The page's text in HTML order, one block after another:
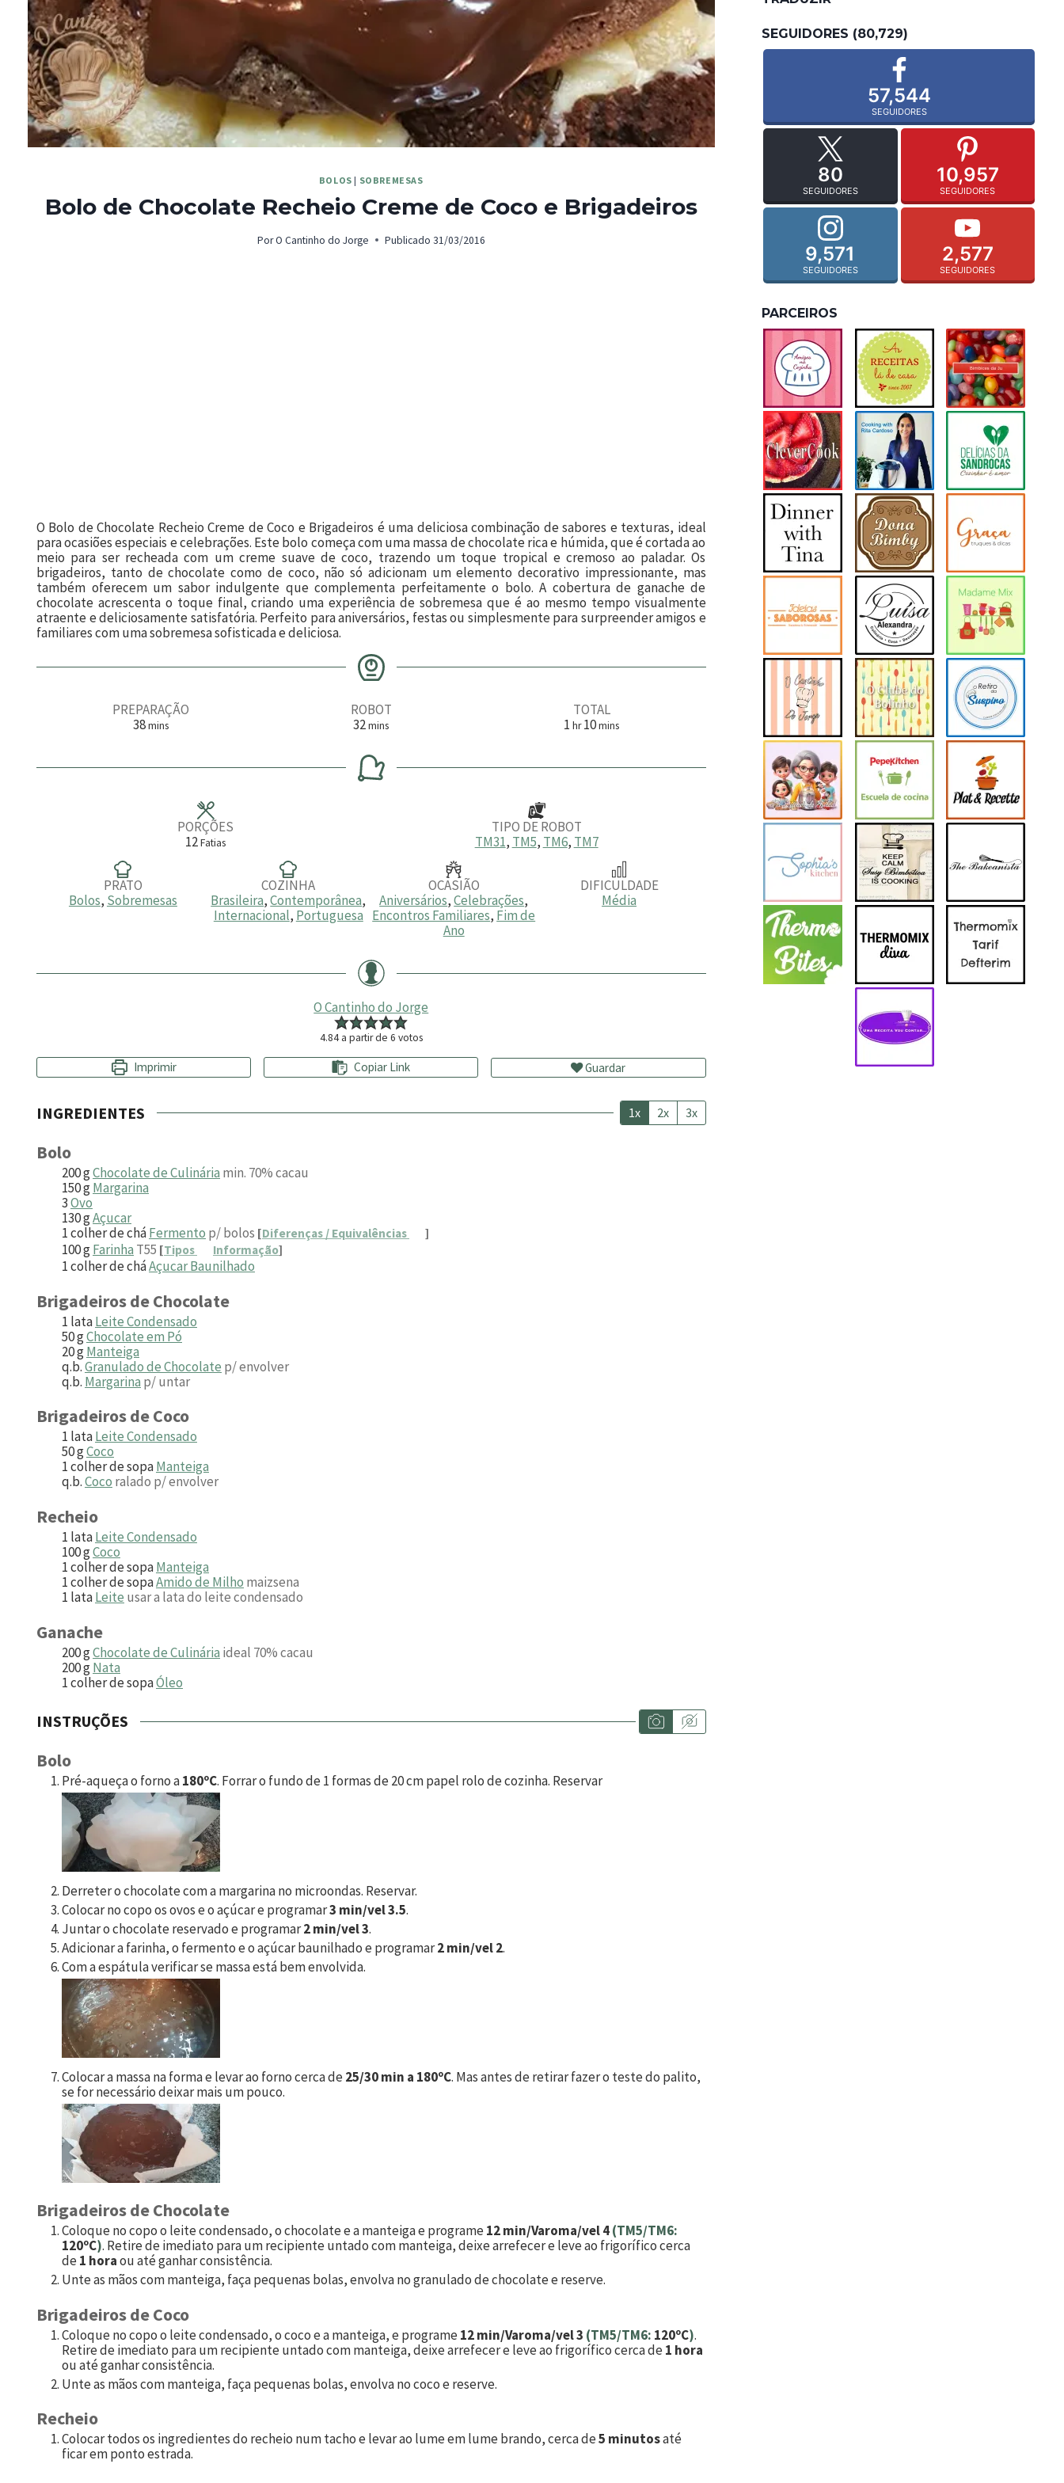
BOLOS | SOBREMESAS
Bolo de Chocolate Recheio Creme de Coco e Brigadeiros
Por O Cantinho do Jorge Publicado 31/03/2016
O Bolo de Chocolate Recheio Creme de Coco e Brigadeiros é uma deliciosa combinação de sabores e texturas, ideal
para ocasiões especiais e celebrações. Este bolo começa com uma massa de chocolate rica e húmida, que é cortada ao
meio para ser recheada com um creme suave de coco, trazendo um toque tropical e cremoso ao paladar. Os
brigadeiros, tanto de chocolate como de coco, não só adicionam um elemento decorativo impressionante, mas
também oferecem um sabor indulgente que complementa perfeitamente o bolo. A cobertura de ganache de
chocolate acrescenta o toque final, criando uma experiência de sobremesa que é ao mesmo tempo visualmente
atraente e deliciosamente satisfatória. Perfeito para aniversários, festas ou simplesmente para surpreender amigos e
familiares com uma sobremesa sofisticada e deliciosa.
PREPARAÇÃO
38m
u
mins
ROBOT
32m
n
t
mins
TOTAL
1h
a
hr 10m
u
mins
PORÇÕES
12Fatias
TIPO DE ROBOT
TM31, TM5, TM6, TM7
PRATO
Bolos, Sobremesas
COZINHA
Brasileira,Contemporânea,
Internacional, Portuguesa
OCASIÃO
Aniversários,Celebrações,
Encontros Familiares, Fim de
Ano
DIFICULDADE
Média
O Cantinho do Jorge
4.84a partir de 6 votos
Imprimir Copiar Link Guardar
INGREDIENTES 1x 2x 3x
Bolo
200gChocolate de Culinária min. 70% cacau
150gMargarina
3Ovo
130gAçucar
1colher de cháFermento p/ bolos [Diferenças / Equivalências ]
100gFarinha T55 [Tipos Informação]
1colher de cháAçucar Baunilhado
Brigadeiros de Chocolate
1 lataLeite Condensado
50gChocolate em Pó
20gManteiga
q.b.Granulado de Chocolate p/ envolver
q.b. Margarina p/ untar
Brigadeiros de Coco
1 lataLeite Condensado
50gCoco
1colher de sopaManteiga
q.b.Coco ralado p/ envolver
Recheio
1 lataLeite Condensado
100gCoco
1colher de sopaManteiga
1colher de sopaAmido de Milho maizsena
1 lataLeite usar a lata do leite condensado
Ganache
200gChocolate de Culinária ideal 70% cacau
200gNata
1colher de sopaÓleo
INSTRUÇÕES
Bolo
Pré-aqueça o forno a180ºC. Forrar o fundo de 1 formas de 20 cm papel rolo de cozinha. Reservar
Derreter o chocolate com a margarina no microondas. Reservar.
Colocar no copo os ovos e o açúcar e programar3 min/vel 3.5.
Juntar o chocolate reservado e programar2 min/vel 3.
Adicionar a farinha, o fermento e o açúcar baunilhado e programar2 min/vel 2.
Com a espátula verificar se massa está bem envolvida.
Colocar a massa na forma e levar ao forno cerca de25/30 min a 180ºC. Mas antes de retirar fazer o teste do palito,
se for necessário deixar mais um pouco.
Brigadeiros de Chocolate
Coloque no copo o leite condensado, o chocolate e a manteiga e programe12 min/Varoma/vel 4(TM5/TM6:
120ºC). Retire de imediato para um recipiente untado com manteiga, deixe arrefecer e leve ao frigorífico cerca
de1 horaou até ganhar consistência.
Unte as mãos com manteiga, faça pequenas bolas, envolva no granulado de chocolate e reserve.
Brigadeiros de Coco
Coloque no copo o leite condensado, o coco e a manteiga, e programe12 min/Varoma/vel 3 (TM5/TM6: 120ºC).
Retire de imediato para um recipiente untado com manteiga, deixe arrefecer e leve ao frigorífico cerca de1 hora
ou até ganhar consistência.
Unte as mãos com manteiga, faça pequenas bolas, envolva no coco e reserve.
Recheio
Colocar todos os ingredientes do recheio num tacho e levar ao lume em lume brando, cerca de5 minutosaté
ficar em ponto estrada.
SEGUIDORES (80,729)
57,544
SEGUIDORES
80
SEGUIDORES
10,957
SEGUIDORES
9,571
SEGUIDORES
2,577
SEGUIDORES
PARCEIROS